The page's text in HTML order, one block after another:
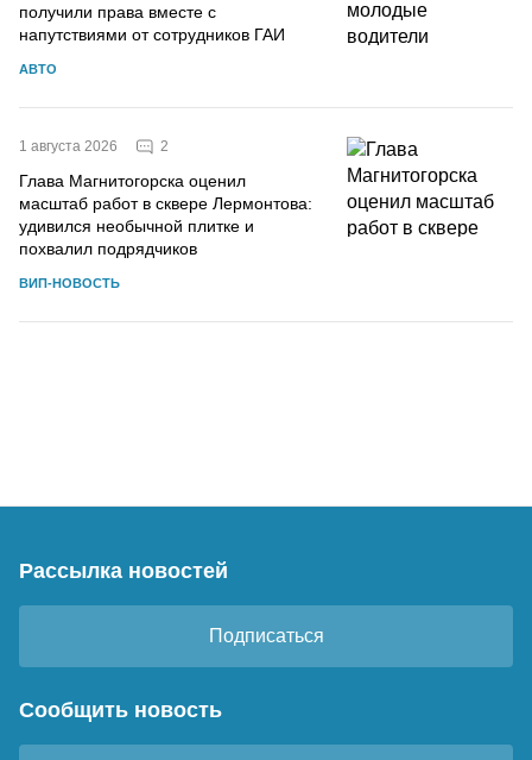
получили права вместе с
напутствиями от сотрудников ГАИ
АВТО
1 августа 2026 2
Глава Магнитогорска оценил
масштаб работ в сквере Лермонтова:
удивился необычной плитке и
похвалил подрядчиков
ВИП-НОВОСТЬ
Рассылка новостей
Подписаться
Сообщить новость